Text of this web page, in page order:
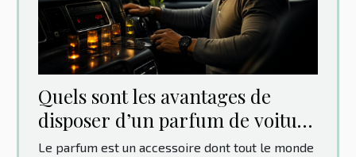
Quels sont les avantages de
disposer d’un parfum de voiture
original ?
Le parfum est un accessoire dont tout le monde